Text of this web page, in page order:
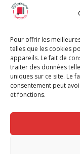
Pour offrir les
telles que les cookies
appareils. Le fait de
traiter des données
uniques sur ce site. Le
consentement peut
et fonctions.
Chèque
Chèque
Chèque
G-Pods
Profession